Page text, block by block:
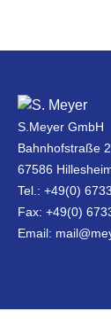
S.Meyer GmbH
Bahnhofstraße
67586
Tel.: +49(0)
Fax: +49(0)
Email: